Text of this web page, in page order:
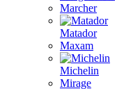
Marcher
Matador
Maxam
Michelin
Mirage